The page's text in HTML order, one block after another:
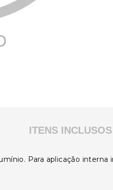
ITENS INCLUSOS
Para aplicação